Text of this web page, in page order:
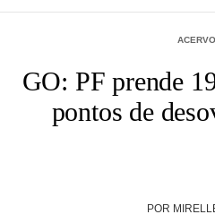
ACERVO
GO: PF prende
pontos de
POR